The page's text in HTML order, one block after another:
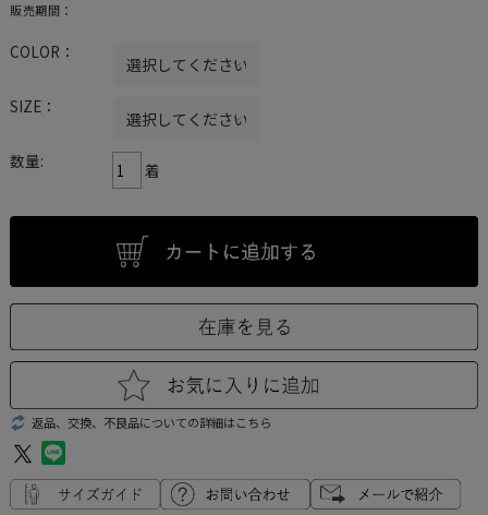
販売期間：
COLOR：
SIZE：
数量: 着
返品、交換、不良品についての詳細はこちら